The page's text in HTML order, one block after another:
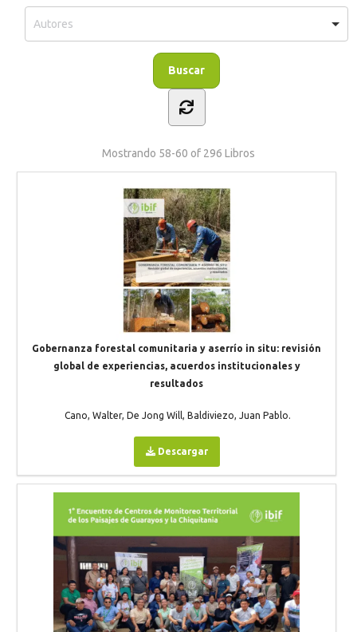
Mostrando 58-60 of 296 Libros
Gobernanza forestal comunitaria y aserrío in situ: revisión
global de experiencias, acuerdos institucionales y
resultados
Cano, Walter, De Jong Will, Baldiviezo, Juan Pablo.
Descargar